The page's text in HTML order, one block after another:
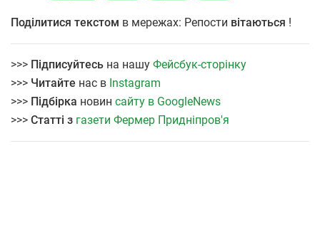
Поділитися текстом в мережах: Репости вітаються !
>>> Підписуйтесь на нашу Фейсбук-сторінку
>>> Читайте нас в Instagram
>>> Підбірка новин сайту в GoogleNews
>>> Статті з газети Фермер Придніпров'я